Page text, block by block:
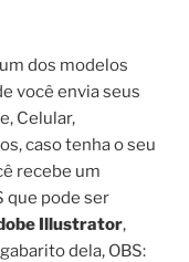
dos modelos
você envia seus
Celular,
caso tenha o seu
recebe um
que pode ser
Illustrator,
dela, OBS: